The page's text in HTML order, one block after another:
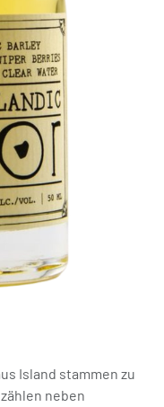
Island stammen zu
neben